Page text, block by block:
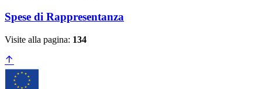
Spese di Rappresentanza
Visite alla pagina: 134